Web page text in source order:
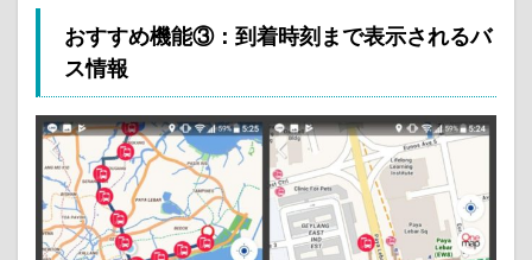
おすすめ機能③：到着時刻まで表示されるバ
ス情報